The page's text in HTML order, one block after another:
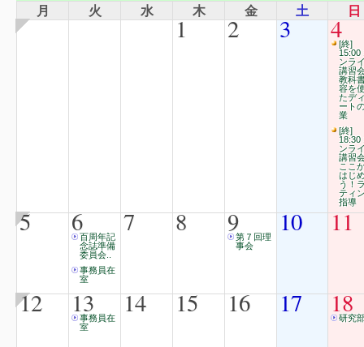
月 火 水 木 金 土 日
1 2 3 4[終]
15:00
ンラ
講習
教科
容を
たデ
ート
業
[終]
18:30
ンラ
講習
ここ
はじ
う！
ティ
指導
5 6百周年記
念誌準備
委員会..
事務員在
室
7 8 9第７回理
事会
10 11
12 13
事務員在
室
14 15 16 17 18
研究